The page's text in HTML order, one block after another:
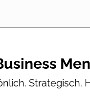
Strategisch.